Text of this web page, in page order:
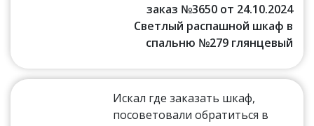
заказ №3650 от 24.10.2024
Светлый распашной шкаф в
спальню №279 глянцевый
Искал где заказать шкаф,
посоветовали обратиться в